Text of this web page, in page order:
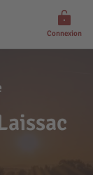
Connexion